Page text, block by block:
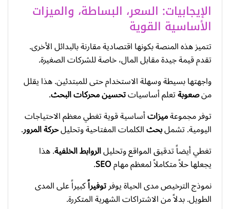
الإيجابيات: السعر، البساطة، والميزات
الأساسية القوية
تتميز هذه المنصة بكونها اقتصادية مقارنة بالبدائل الأخرى.
تقدم قيمة جيدة مقابل المال، خاصة للشركات الصغيرة.
واجهتها بسيطة وسهلة الاستخدام حتى للمبتدئين. هذا يقلل
منصعوبةتعلم أساسياتتحسين محركات البحث.
توفر مجموعةميزاتأساسية قوية تغطي معظم الاحتياجات
اليومية. تشملبحثالكلمات المفتاحية وتحليلحركة المرور.
تغطي أيضاً تدقيق المواقع وتحليلالروابط الخلفية. هذا
يجعلها حلاً متكاملاً لمعظم مهامSEO
.
نموذج الترخيص مدى الحياة يوفرتوفيراًكبيراً على المدى
الطويل. بدلاً من الاشتراكات الشهرية المتكررة.